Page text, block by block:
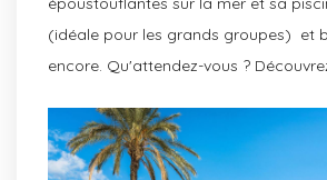
(idéale pour les grands groupes) et
encore. Qu'attendez-vous ?